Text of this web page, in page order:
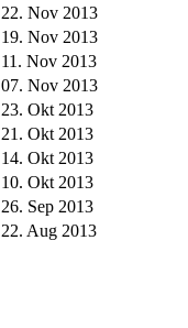
22. Nov 2013
19. Nov 2013
11. Nov 2013
07. Nov 2013
23. Okt 2013
21. Okt 2013
14. Okt 2013
10. Okt 2013
26. Sep 2013
22. Aug 2013